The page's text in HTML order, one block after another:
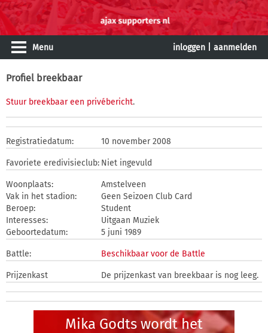
Menu inloggen aanmelden
Profiel breekbaar
Stuur breekbaar een privébericht.
Registratiedatum: 10 november 2008
Favoriete eredivisieclub: Niet ingevuld
Woonplaats:
Amstelveen
Vak in het stadion:
Geen Seizoen Club Card
Beroep:
Student
Interesses:
Uitgaan Muziek
Geboortedatum:
5 juni 1989
Battle: Beschikbaar voor de Battle
Prijzenkast De prijzenkast van breekbaar is nog leeg.
Mika Godts wordt het